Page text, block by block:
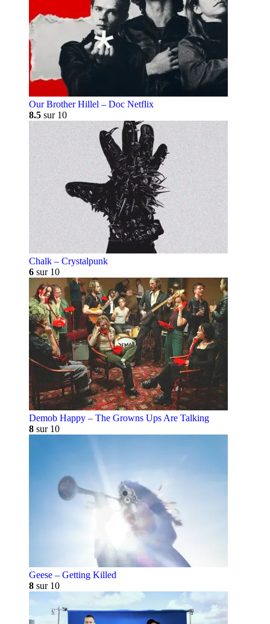
Our Brother Hillel – Doc Netflix
8.5 sur 10
Chalk – Crystalpunk
6 sur 10
Demob Happy – The Growns Ups Are Talking
8 sur 10
Geese – Getting Killed
8 sur 10